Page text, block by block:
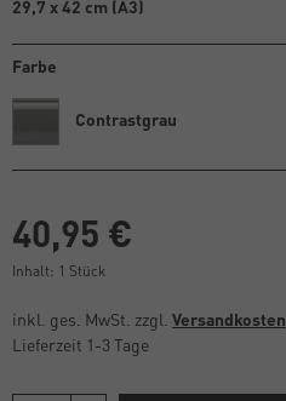
29,7 x 42 cm (A3)
Farbe
Contrastgrau
40,95 €
Inhalt: 1 Stück
inkl. ges. MwSt. zzgl. Versandkosten
Lieferzeit 1-3 Tage